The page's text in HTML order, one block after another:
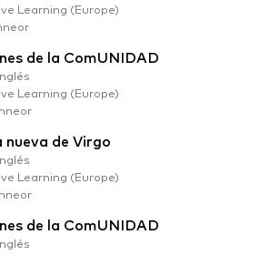
Learning (Europe)
de la ComUNIDAD
Learning (Europe)
nueva de Virgo
Learning (Europe)
de la ComUNIDAD